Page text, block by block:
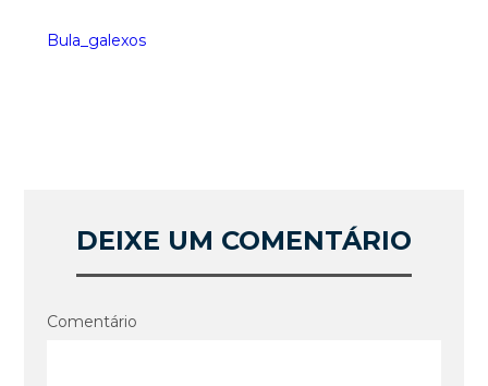
Bula_galexos
DEIXE UM COMENTÁRIO
Comentário